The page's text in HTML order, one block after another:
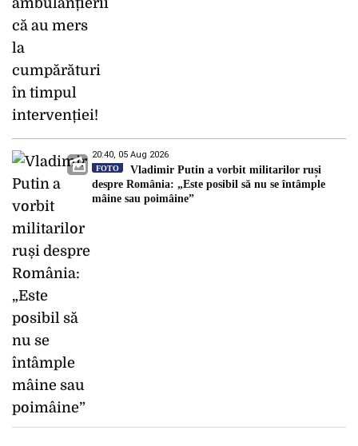
20:40, 05 Aug 2026
FOTO
Vladimir Putin a vorbit militarilor ruși
despre România: „Este posibil să nu se întâmple
mâine sau poimâine”